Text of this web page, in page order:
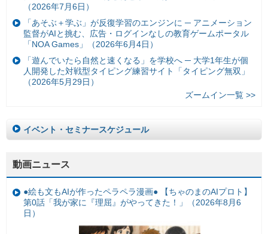
（2026年7月6日）
「あそぶ＋学ぶ」が反復学習のエンジンに ─ アニメーション
監督がAIと挑む、広告・ログインなしの教育ゲームポータル
「NOA Games」（2026年6月4日）
「遊んでいたら自然と速くなる」を学校へ ─ 大学1年生が個
人開発した対戦型タイピング練習サイト「タイピング無双」
（2026年5月29日）
ズームイン一覧 >>
イベント・セミナースケジュール
動画ニュース
●絵も文もAIが作ったペラペラ漫画● 【ちゃのまのAIプロト】
第0話「我が家に『理屈』がやってきた！」（2026年8月6
日）